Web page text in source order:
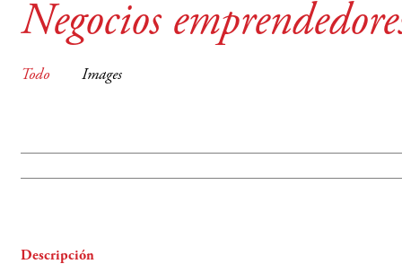
Negocios
Todo Images
Descripción